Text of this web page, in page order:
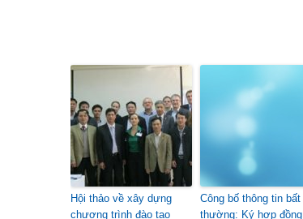
Hội thảo về xây dựng
chương trình đào tạo
Công bố thông tin bất
thường: Ký hợp đồng